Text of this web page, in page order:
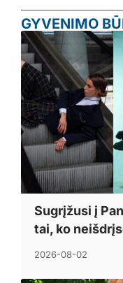
GYVENIMO
Sugrįžusi į
tai, ko
2026-08-02